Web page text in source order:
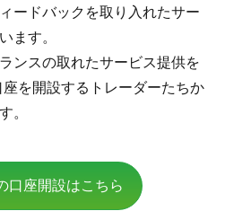
ードバックを取り入れたサー
ます。
ンスの取れたサービス提供を
を開設するトレーダーたちか
。
口座開設はこちら